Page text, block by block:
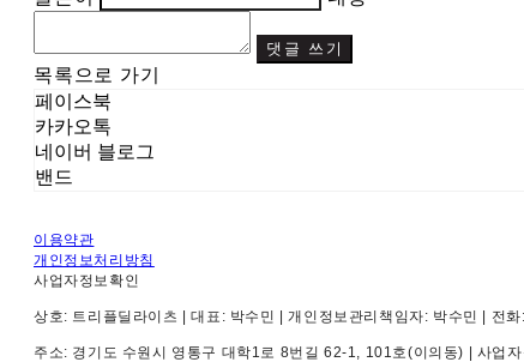
댓글 쓰기
목록으로 가기
페이스북
카카오톡
네이버 블로그
밴드
이용약관
개인정보처리방침
사업자정보확인
상호: 트리플딜라이츠 | 대표: 박수민 | 개인정보관리책임자: 박수민 |
주소: 경기도 수원시 영통구 대학1로 8번길 62-1, 101호(이의동) | 사업